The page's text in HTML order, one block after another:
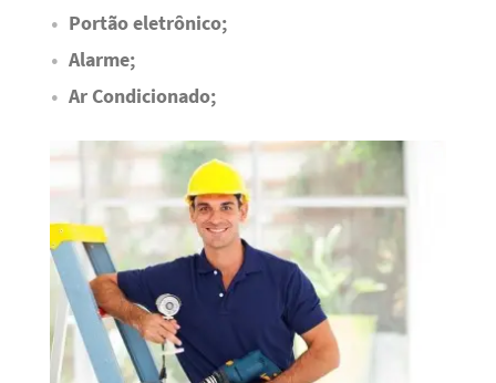
Portão eletrônico;
Alarme;
Ar Condicionado;